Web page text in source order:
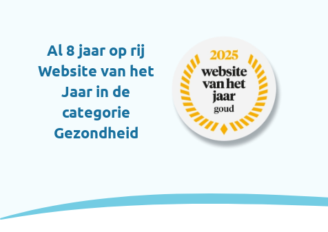
Al 8 jaar op rij
Website van het
Jaar in de
categorie
Gezondheid